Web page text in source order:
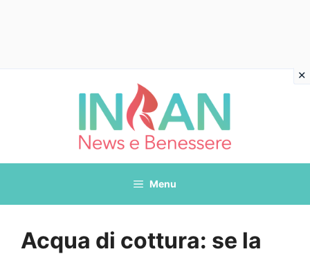
Menu
Acqua di cottura: se la